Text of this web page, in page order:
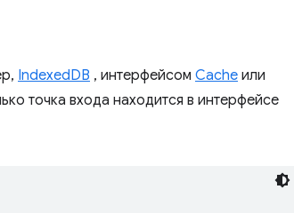
IndexedDB , интерфейсом Cache или
точка входа находится в интерфейсе